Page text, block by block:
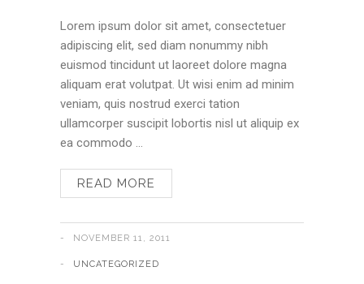
Lorem ipsum dolor sit amet, consectetuer
adipiscing elit, sed diam nonummy nibh
euismod tincidunt ut laoreet dolore magna
aliquam erat volutpat. Ut wisi enim ad minim
veniam, quis nostrud exerci tation
ullamcorper suscipit lobortis nisl ut aliquip ex
ea commodo …
READ MORE
NOVEMBER 11, 2011
UNCATEGORIZED